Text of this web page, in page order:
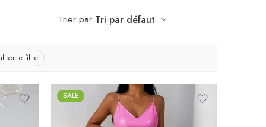
Trier par Tri par défaut
le filtre
SALE